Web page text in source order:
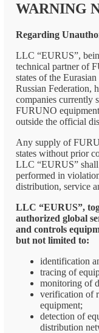
WARNING
Regarding
LLC “EURUS”,
technical partner of
states of the
Russian Federation,
companies currently
FURUNO
outside the official
Any supply of
states without prior
LLC “EURUS” shall
performed in
distribution, service
LLC “EURUS”,
authorized global
and controls
but not limited to:
identification
tracing of
monitoring of
verification of
equipment;
detection of
distribution